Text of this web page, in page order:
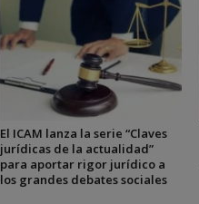
El ICAM lanza la serie “Claves
jurídicas de la actualidad”
para aportar rigor jurídico a
los grandes debates sociales